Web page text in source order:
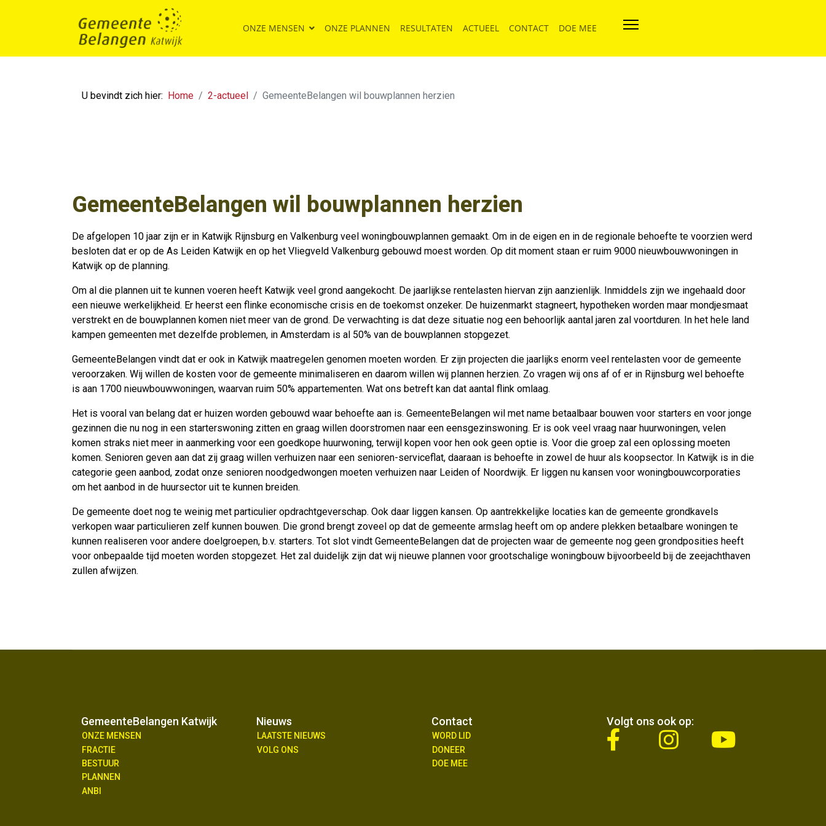
ONZE MENSEN ONZE PLANNEN RESULTATEN ACTUEEL CONTACT DOE MEE
U bevindt zich hier: Home 2-actueel GemeenteBelangen wil bouwplannen herzien
GemeenteBelangen wil bouwplannen herzien
De afgelopen 10 jaar zijn er in Katwijk Rijnsburg en Valkenburg veel woningbouwplannen gemaakt. Om in de eigen en in de regionale behoefte te voorzien werd
besloten dat er op de As Leiden Katwijk en op het Vliegveld Valkenburg gebouwd moest worden. Op dit moment staan er ruim 9000 nieuwbouwwoningen in
Katwijk op de planning.
Om al die plannen uit te kunnen voeren heeft Katwijk veel grond aangekocht. De jaarlijkse rentelasten hiervan zijn aanzienlijk. Inmiddels zijn we ingehaald door
een nieuwe werkelijkheid. Er heerst een flinke economische crisis en de toekomst onzeker. De huizenmarkt stagneert, hypotheken worden maar mondjesmaat
verstrekt en de bouwplannen komen niet meer van de grond. De verwachting is dat deze situatie nog een behoorlijk aantal jaren zal voortduren. In het hele land
kampen gemeenten met dezelfde problemen, in Amsterdam is al 50% van de bouwplannen stopgezet.
GemeenteBelangen vindt dat er ook in Katwijk maatregelen genomen moeten worden. Er zijn projecten die jaarlijks enorm veel rentelasten voor de gemeente
veroorzaken. Wij willen de kosten voor de gemeente minimaliseren en daarom willen wij plannen herzien. Zo vragen wij ons af of er in Rijnsburg wel behoefte
is aan 1700 nieuwbouwwoningen, waarvan ruim 50% appartementen. Wat ons betreft kan dat aantal flink omlaag.
Het is vooral van belang dat er huizen worden gebouwd waar behoefte aan is. GemeenteBelangen wil met name betaalbaar bouwen voor starters en voor jonge
gezinnen die nu nog in een starterswoning zitten en graag willen doorstromen naar een eensgezinswoning. Er is ook veel vraag naar huurwoningen, velen
komen straks niet meer in aanmerking voor een goedkope huurwoning, terwijl kopen voor hen ook geen optie is. Voor die groep zal een oplossing moeten
komen. Senioren geven aan dat zij graag willen verhuizen naar een senioren-serviceflat, daaraan is behoefte in zowel de huur als koopsector. In Katwijk is in die
categorie geen aanbod, zodat onze senioren noodgedwongen moeten verhuizen naar Leiden of Noordwijk. Er liggen nu kansen voor woningbouwcorporaties
om het aanbod in de huursector uit te kunnen breiden.
De gemeente doet nog te weinig met particulier opdrachtgeverschap. Ook daar liggen kansen. Op aantrekkelijke locaties kan de gemeente grondkavels
verkopen waar particulieren zelf kunnen bouwen. Die grond brengt zoveel op dat de gemeente armslag heeft om op andere plekken betaalbare woningen te
kunnen realiseren voor andere doelgroepen, b.v. starters. Tot slot vindt GemeenteBelangen dat de projecten waar de gemeente nog geen grondposities heeft
voor onbepaalde tijd moeten worden stopgezet. Het zal duidelijk zijn dat wij nieuwe plannen voor grootschalige woningbouw bijvoorbeeld bij de zeejachthaven
zullen afwijzen.
GemeenteBelangen Katwijk
ONZE MENSEN
FRACTIE
BESTUUR
PLANNEN
ANBI
Nieuws
LAATSTE NIEUWS
VOLG ONS
Contact
WORD LID
DONEER
DOE MEE
Volgt ons ook op:
fab
fa-